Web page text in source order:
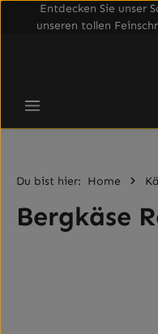
Entdecken Sie unser
unseren tollen
Du bist hier: Home
Bergkäse